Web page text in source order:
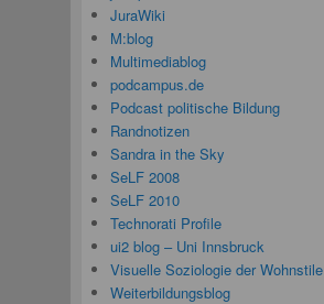
JuraWiki
M:blog
Multimediablog
podcampus.de
Podcast politische Bildung
Randnotizen
Sandra in the Sky
SeLF 2008
SeLF 2010
Technorati Profile
ui2 blog – Uni Innsbruck
Visuelle Soziologie der Wohnstile
Weiterbildungsblog